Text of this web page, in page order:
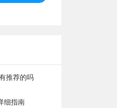
推荐的吗
细指南